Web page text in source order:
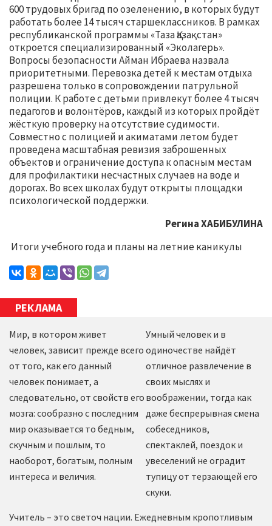
600 трудовых бригад по озеленению, в которых будут
работать более 14 тысяч старшеклассников. В рамках
республиканской программы «Таза Қазақстан»
откроется специализированный «Эколагерь».
Вопросы безопасности Айман Ибраева назвала
приоритетными. Перевозка детей к местам отдыха
разрешена только в сопровождении патрульной
полиции. К работе с детьми привлекут более 4 тысяч
педагогов и волонтёров, каждый из которых пройдёт
жёсткую проверку на отсутствие судимости.
Совместно с полицией и акиматами летом будет
проведена масштабная ревизия заброшенных
объектов и ограничение доступа к опасным местам
для профилактики несчастных случаев на воде и
дорогах. Во всех школах будут открыты площадки
психологической поддержки.
Регина ХАБИБУЛИНА
Итоги учебного года и планы на летние каникулы
РЕКЛАМА
Мир, в котором живет
человек, зависит прежде всего
от того, как его данный
человек понимает, а
следовательно, от свойств его
мозга: сообразно с последним
мир оказывается то бедным,
скучным и пошлым, то
наоборот, богатым, полным
интереса и величия.
Умный человек и в
одиночестве найдёт
отличное развлечение в
своих мыслях и
воображении, тогда как
даже беспрерывная смена
собеседников,
спектаклей, поездок и
увеселений не оградит
тупицу от терзающей его
скуки.
Учитель – это светоч нации. Ежедневным кропотливым